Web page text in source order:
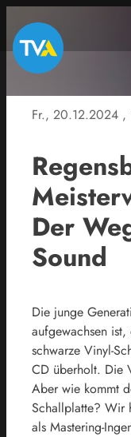
Fr., 20.12.2024 ,
Der
Sound
Die junge
aufgewachsen
schwarze Vinyl-
CD überholt. Die
Aber wie kommt
Schallplatte? Wir
als Mastering-